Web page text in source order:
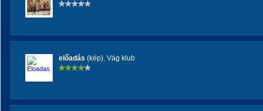
előadás (kép), Vág klub